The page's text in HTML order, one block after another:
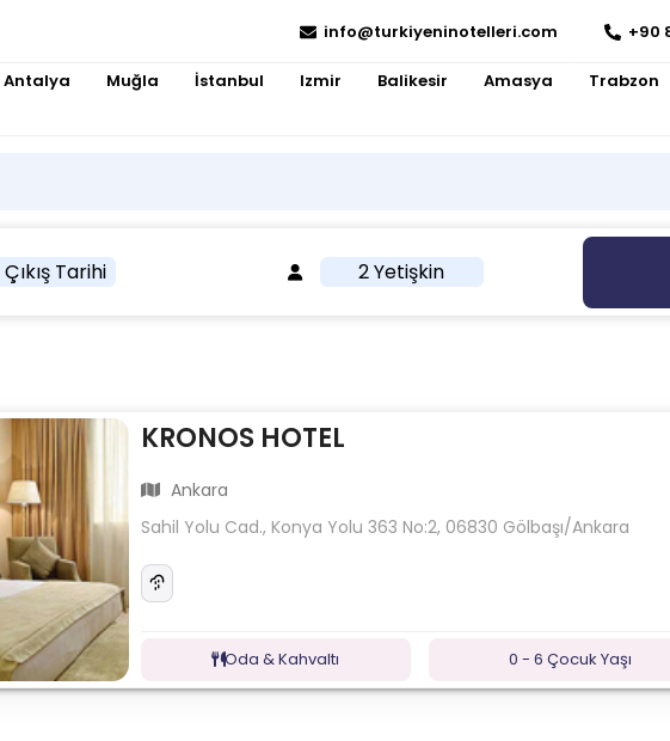
info@turkiyeninotelleri.com +90
Antalya Muğla İstanbul Izmir Balikesir Amasya Trabzon
Çıkış Tarihi 2 Yetişkin
KRONOS HOTEL
Ankara
Sahil Yolu Cad., Konya Yolu 363 No:2, 06830 Gölbaşı/Ankara
Oda & Kahvaltı 0 - 6 Çocuk Yaşı